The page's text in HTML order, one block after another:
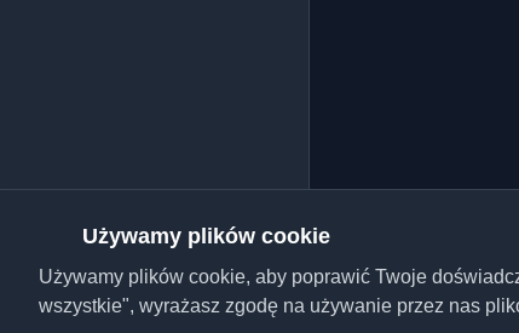
Używamy plików cookie
Używamy plików cookie, aby poprawić Twoje
wszystkie", wyrażasz zgodę na używanie przez nas